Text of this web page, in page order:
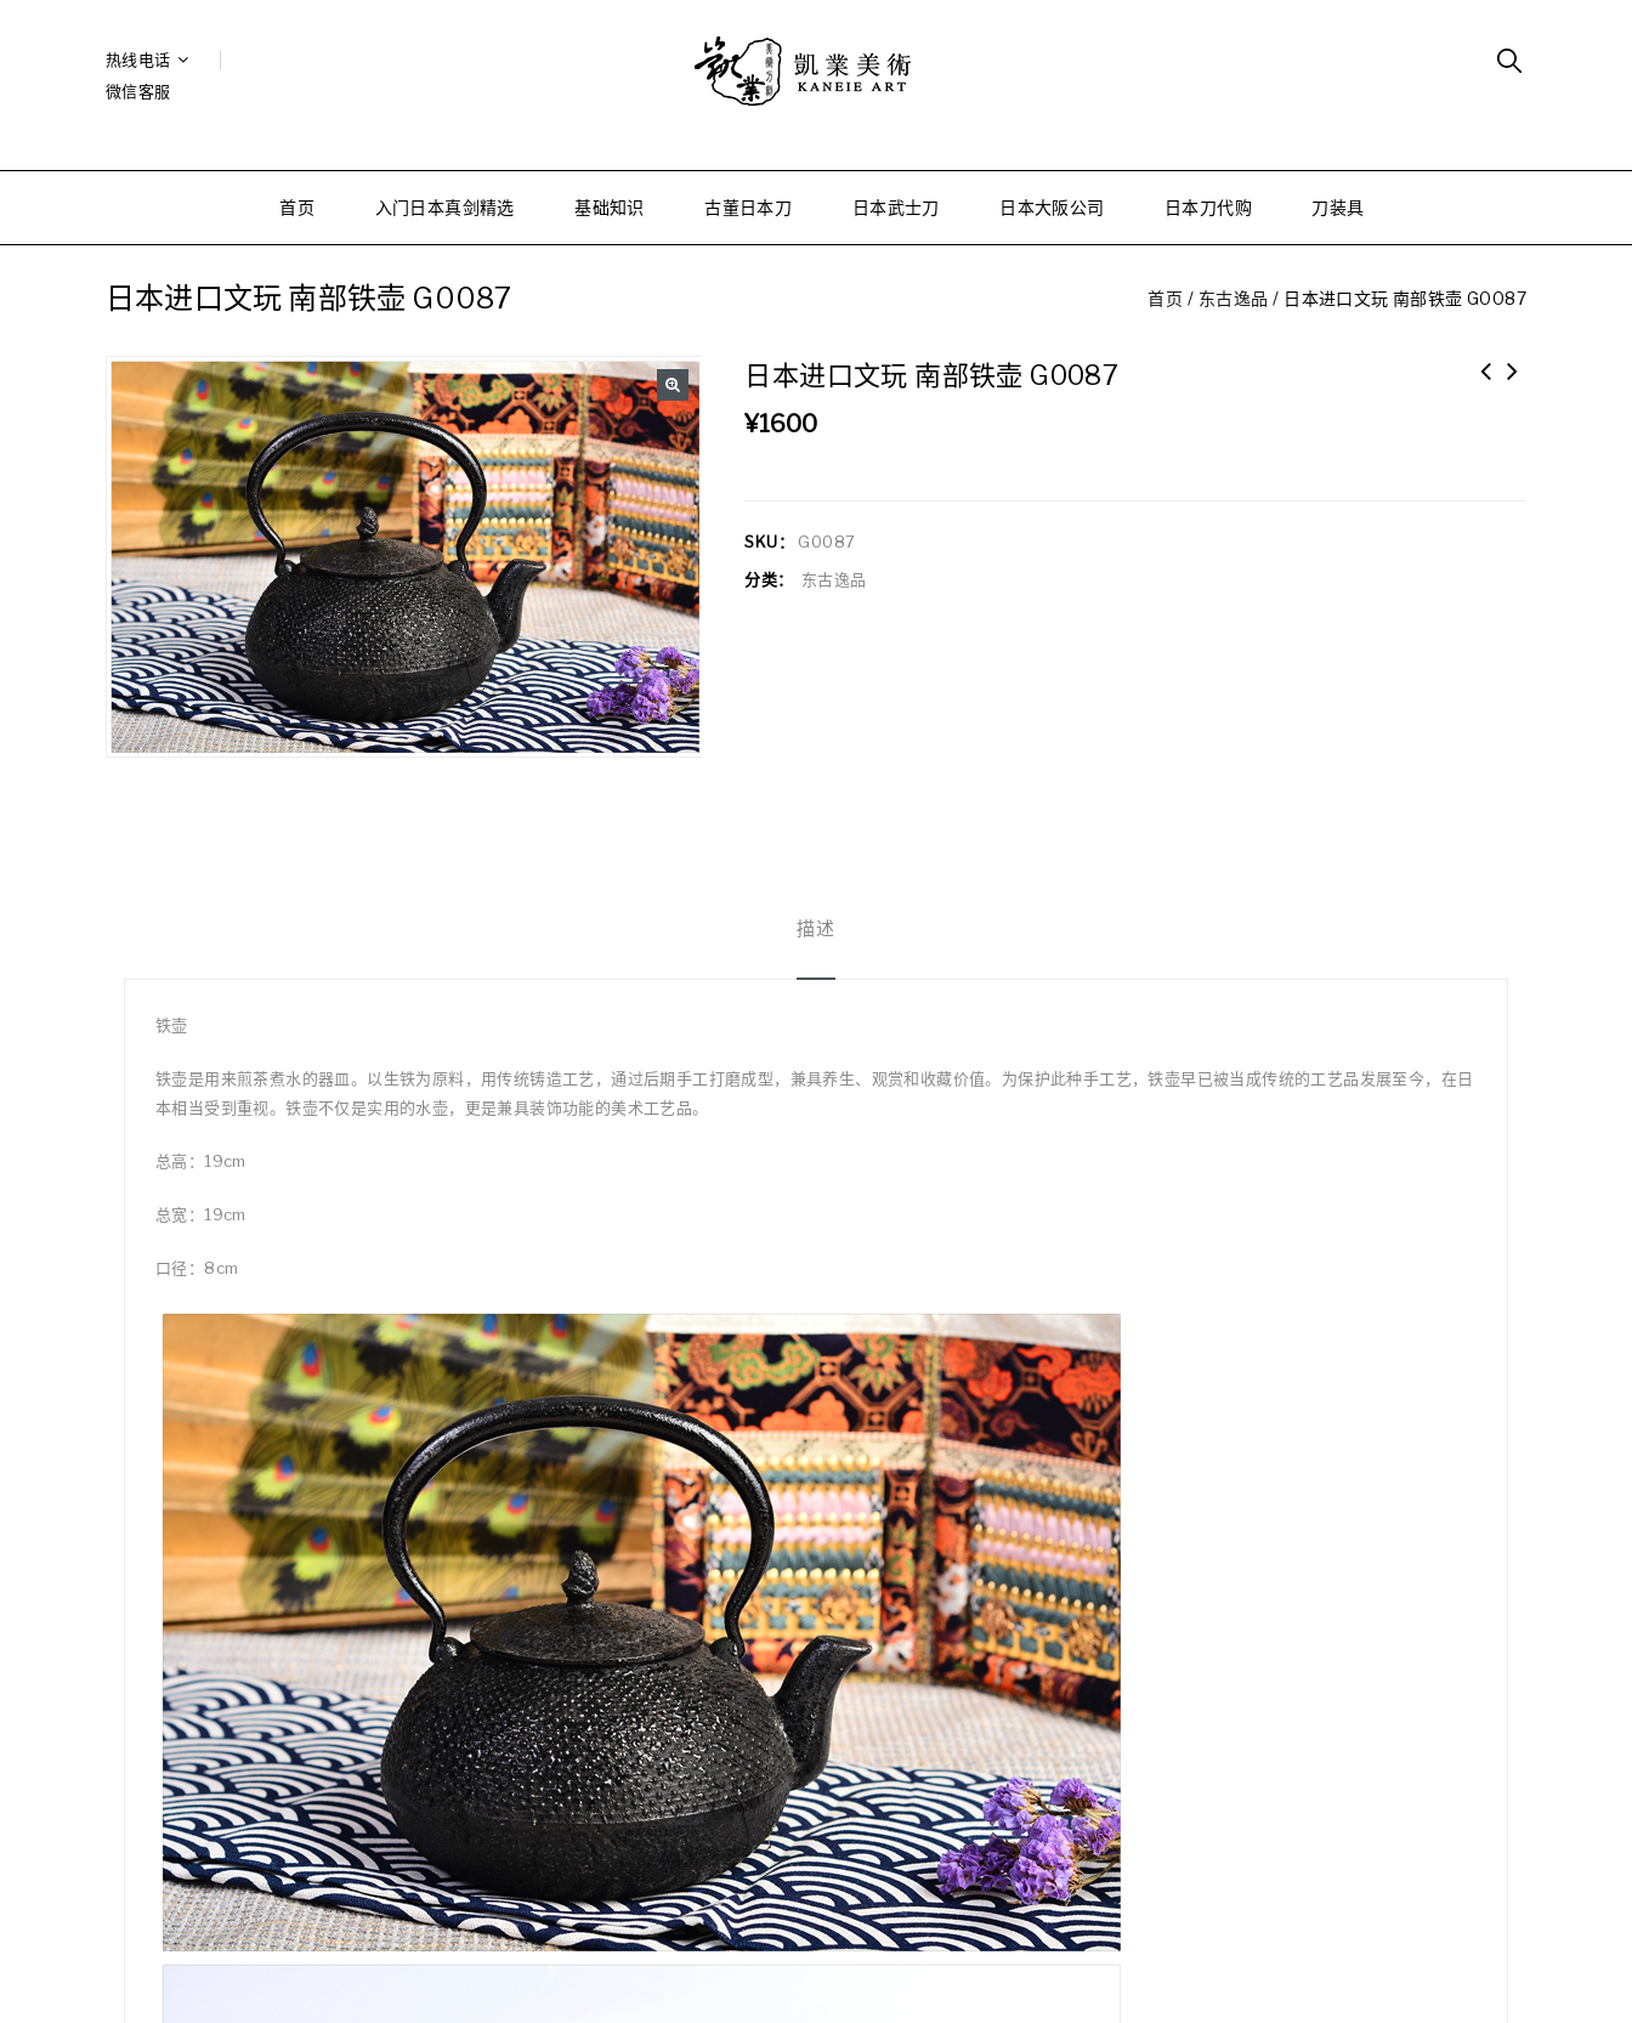
热线电话
微信客服
首页 入门日本真剑精选 基础知识 古董日本刀 日本武士刀 日本大阪公司 日本刀代购 刀装具
日本进口文玩 南部铁壶 G0087 首页 / 东古逸品 / 日本进口文玩 南部铁壶 G0087
🔍
日本进口文玩 南部铁壶 G0087
¥1600
SKU： G0087
分类：
东古逸品
描述
铁壶
铁壶是用来煎茶煮水的器皿。以生铁为原料，用传统铸造工艺，通过后期手工打磨成型，兼具养生、观赏和收藏价值。为保护此种手工艺，铁壶早已被当成传统的工艺品发展至今，在日
本相当受到重视。铁壶不仅是实用的水壶，更是兼具装饰功能的美术工艺品。
总高：19cm
总宽：19cm
口径：8cm